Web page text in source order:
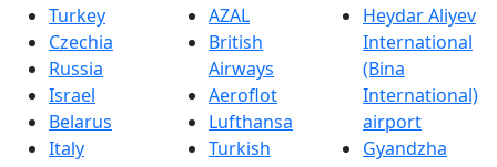
Turkey
Czechia
Russia
Israel
Belarus
Italy
AZAL
British
Airways
Aeroflot
Lufthansa
Turkish
Heydar Aliyev
International
(Bina
International)
airport
Gyandzha